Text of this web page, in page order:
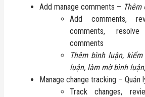
Add manage comments – Thêm
Add comments,
comments,
comments
Thêm bình luận,
luận, làm mờ bình
Manage change tracking – Quản
Track changes,